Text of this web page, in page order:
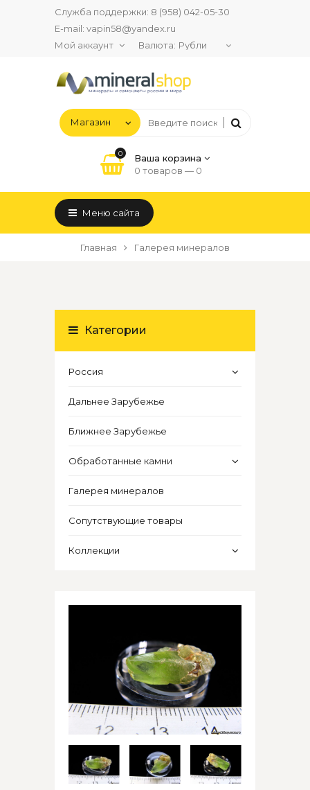
Служба поддержки: 8 (958) 042-05-30
E-mail: vapin58@yandex.ru
Мой аккаунт
Валюта:
0
Ваша корзина
0 товаров — 0
Меню сайта
Главная Галерея минералов
Категории
Россия
Дальнее Зарубежье
Ближнее Зарубежье
Обработанные камни
Галерея минералов
Сопутствующие товары
Коллекции